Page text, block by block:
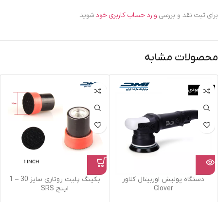
برای ثبت نقد و بررسی وارد حساب کاربری خودشوید.
محصولات مشابه
اتمام موجودی
دستگاه پولیش اوربیتال کلاور
Clover
بکینگ پلیت روتاری سایز 30 – 1
اینچ SRS